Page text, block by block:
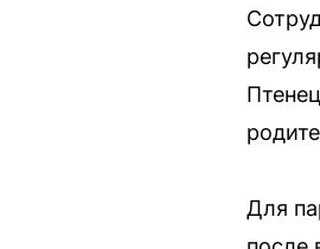
Для